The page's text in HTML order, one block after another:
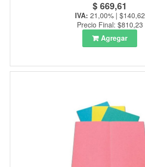
$ 669,61
IVA: 21,00% | $140,62
Precio Final: $810,23
Agregar